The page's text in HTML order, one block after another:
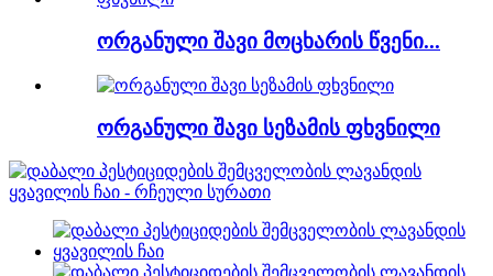
ორგანული შავი მოცხარის წვენი...
ორგანული შავი სეზამის ფხვნილი